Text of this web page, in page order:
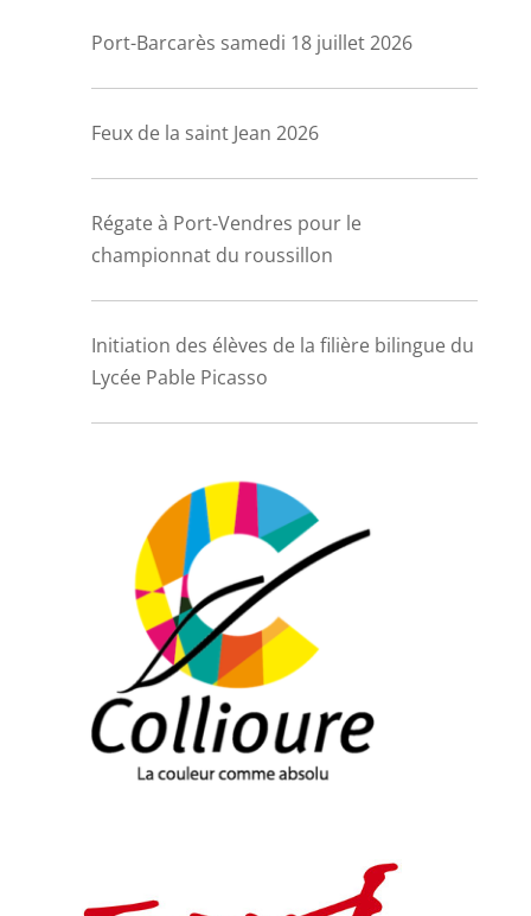
Port-Barcarès samedi 18 juillet 2026
Feux de la saint Jean 2026
Régate à Port-Vendres pour le
championnat du roussillon
Initiation des élèves de la filière bilingue du
Lycée Pable Picasso